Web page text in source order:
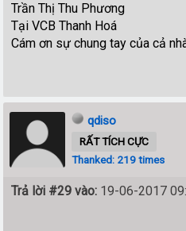
Trần Thị Thu Phương
Tại VCB Thanh Hoá
Cám ơn sự chung tay của cả
qdiso
RẤT TÍCH CỰC
Thanked: 219 times
Trả lời #29 vào: 19-06-2017